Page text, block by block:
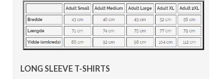
LONG SLEEVE T-SHIRTS